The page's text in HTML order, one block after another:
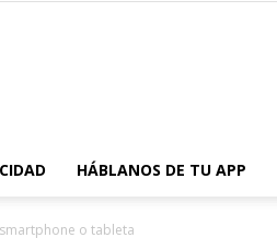
HÁBLANOS DE TU APP
o tableta